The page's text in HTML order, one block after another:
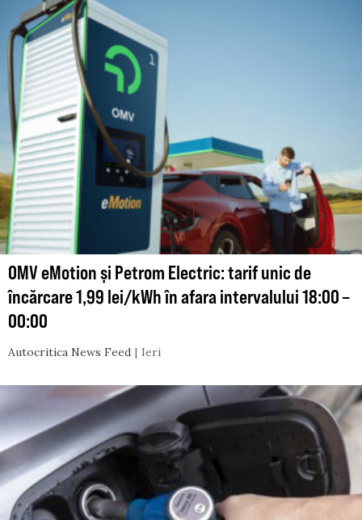
OMV eMotion și Petrom Electric: tarif unic de
încărcare 1,99 lei/kWh în afara intervalului 18:00 –
00:00
Autocritica News Feed Ieri